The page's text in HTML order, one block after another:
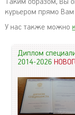
курьером прямо Вам
У нас также можно
Диплом
2014-2026